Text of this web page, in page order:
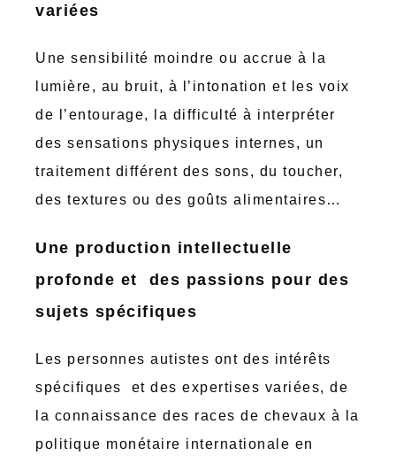
variées
Une sensibilité moindre ou accrue à la
lumière, au bruit, à l’intonation et les voix
de l’entourage, la difficulté à interpréter
des sensations physiques internes, un
traitement différent des sons, du toucher,
des textures ou des goûts alimentaires…
Une production intellectuelle
profonde et des passions pour des
sujets spécifiques
Les personnes autistes ont des intérêts
spécifiques et des expertises variées, de
la connaissance des races de chevaux à la
politique monétaire internationale en